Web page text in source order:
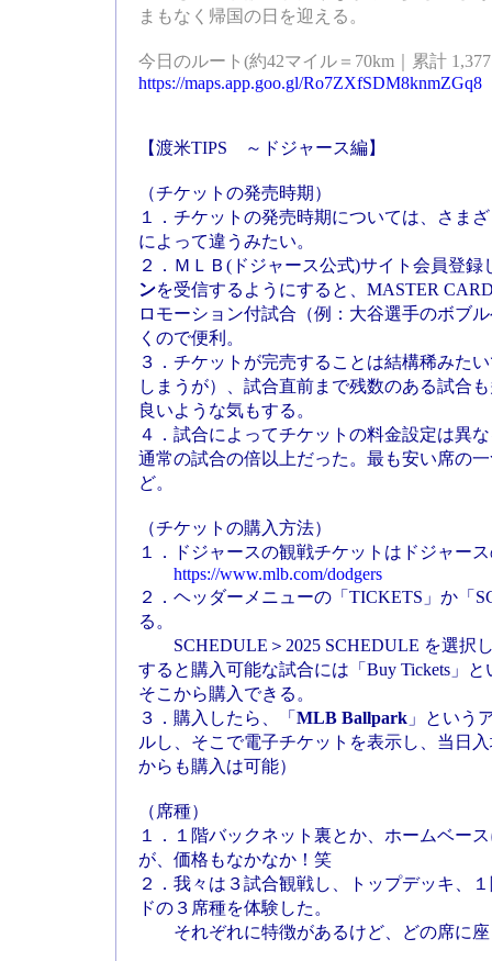
まもなく帰国の日を迎える。
今日のルート(約42マイル＝70km｜累計
https://maps.app.goo.gl/Ro7ZXfSDM8knmZGq8
【渡米TIPS ～ドジャース編】
（チケットの発売時期）
１．チケットの発売時期については、さま
によって違うみたい。
２．ＭＬＢ(ドジャース公式)サイト会員登録
ンを受信するようにすると、MASTER
ロモーション付試合（例：大谷選手のボブ
くので便利。
３．チケットが完売することは結構稀みた
しまうが）、試合直前まで残数のある試合
良いような気もする。
４．試合によってチケットの料金設定は異
通常の試合の倍以上だった。最も安い席の
ど。
（チケットの購入方法）
１．ドジャースの観戦チケットはドジャー
https://www.mlb.com/dodgers
２．ヘッダーメニューの「TICKETS」か「
る。
SCHEDULE＞2025 SCHEDULE を選択
すると購入可能な試合には「Buy Tickets」
そこから購入できる。
３．購入したら、「 MLB Ballpark」という
ルし、そこで電子チケットを表示し、当日
からも購入は可能）
（席種）
１．１階バックネット裏とか、ホームベー
が、価格もなかなか！笑
２．我々は３試合観戦し、トップデッキ、
ドの３席種を体験した。
それぞれに特徴があるけど、どの席に座